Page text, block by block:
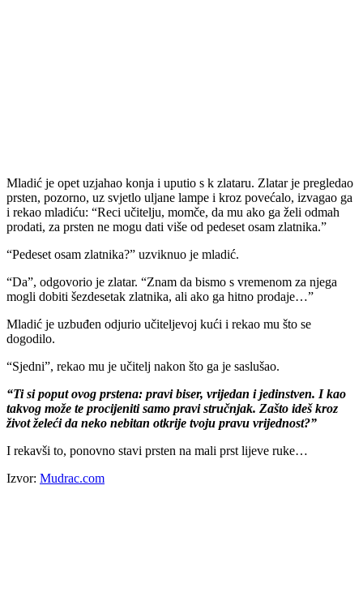
Mladić je opet uzjahao konja i uputio s k zlataru. Zlatar je pregledao
prsten, pozorno, uz svjetlo uljane lampe i kroz povećalo, izvagao ga
i rekao mladiću: “Reci učitelju, momče, da mu ako ga želi odmah
prodati, za prsten ne mogu dati više od pedeset osam zlatnika.”
“Pedeset osam zlatnika?” uzviknuo je mladić.
“Da”, odgovorio je zlatar. “Znam da bismo s vremenom za njega
mogli dobiti šezdesetak zlatnika, ali ako ga hitno prodaje…”
Mladić je uzbuđen odjurio učiteljevoj kući i rekao mu što se
dogodilo.
“Sjedni”, rekao mu je učitelj nakon što ga je saslušao.
“Ti si poput ovog prstena: pravi biser, vrijedan i jedinstven. I kao
takvog može te procijeniti samo pravi stručnjak. Zašto ideš kroz
život želeći da neko nebitan otkrije tvoju pravu vrijednost?”
I rekavši to, ponovno stavi prsten na mali prst lijeve ruke…
Izvor: Mudrac.com